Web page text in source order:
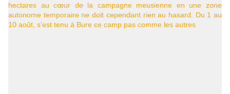
hectares au cœur de la campagne meusienne en une zone
autonome temporaire ne doit cependant rien au hasard. Du 1 au
10 août, s’est tenu à Bure ce camp pas comme les autres